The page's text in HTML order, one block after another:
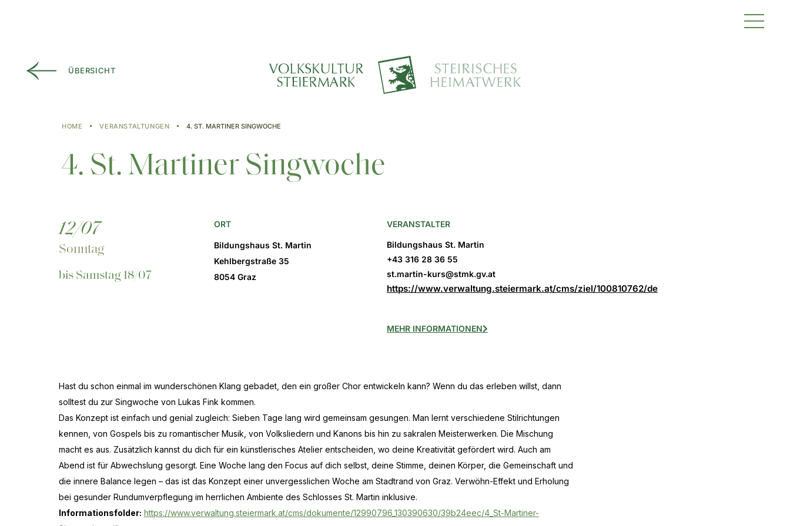
ÜBERSICHT
HOME VERANSTALTUNGEN 4. ST. MARTINER SINGWOCHE
4. St. Martiner Singwoche
12/07
Sonntag
bis Samstag 18/07
ORT
Bildungshaus St. Martin
Kehlbergstraße 35
8054 Graz
VERANSTALTER
Bildungshaus St. Martin
+43 316 28 36 55
st.martin-kurs@stmk.gv.at
https://www.verwaltung.steiermark.at/cms/ziel/100810762/de
MEHR INFORMATIONEN
Hast du schon einmal im wunderschönen Klang gebadet, den ein großer Chor entwickeln kann? Wenn du das erleben willst, dann
solltest du zur Singwoche von Lukas Fink kommen.
Das Konzept ist einfach und genial zugleich: Sieben Tage lang wird gemein­sam gesungen. Man lernt verschiedene Stilrichtungen
kennen, von Gospels bis zu romantischer Musik, von Volksliedern und Kanons bis hin zu sakralen Meisterwerken. Die Mischung
macht es aus. Zusätzlich kannst du dich für ein künstlerisches Atelier entscheiden, wo deine Kreativität gefördert wird. Auch am
Abend ist für Abwechslung gesorgt. Eine Woche lang den Focus auf dich selbst, deine Stimme, deinen Körper, die Gemeinschaft und
die innere Balance legen – das ist das Konzept einer unvergesslichen Woche am Stadtrand von Graz. Verwöhn-Effekt und Erholung
bei gesunder Rund­umverpflegung im herrlichen Ambiente des Schlosses St. Martin inklusive.
Informationsfolder: https://www.verwaltung.steiermark.at/cms/dokumente/12990796_130390630/39b24eec/4_St-Martiner-